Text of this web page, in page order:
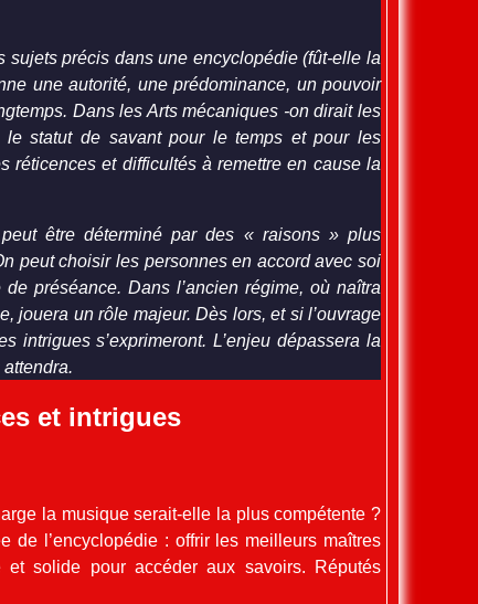
précis dans une encyclopédie (fût-elle la
une autorité, une prédominance, un pouvoir
Dans les Arts mécaniques -on dirait les
le statut de savant pour le temps et pour les
réticences et difficultés à remettre en cause la
être déterminé par des « raisons » plus
peut choisir les personnes en accord avec soi
préséance. Dans l’ancien régime, où naîtra
jouera un rôle majeur. Dès lors, et si l’ouvrage
s’exprimeront. L’enjeu dépassera la
et intrigues
la musique serait-elle la plus compétente ?
de l’encyclopédie : offrir les meilleurs maîtres
solide pour accéder aux savoirs. Réputés